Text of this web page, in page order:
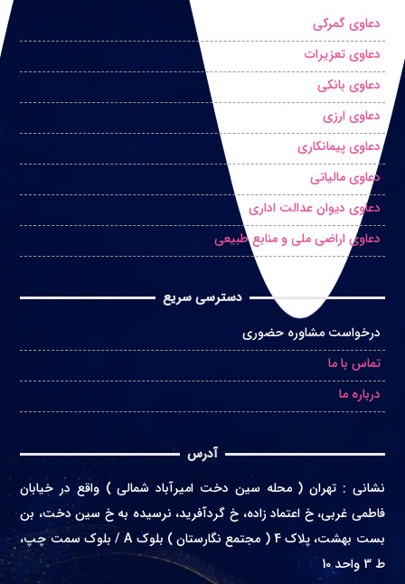
دعاوی گمرکی
دعاوی تعزیرات
دعاوی بانکی
دعاوی ارزی
دعاوی پیمانکاری
دعاوی مالیاتی
دعاوی دیوان عدالت اداری
دعاوی اراضی ملی و منابع طبیعی
دسترسی سریع
درخواست مشاوره حضوری
تماس با ما
درباره ما
آدرس
نشانی : تهران ( محله سین دخت امیرآباد شمالی ) واقع در خیابان
فاطمی غربی، خ اعتماد زاده، خ گردآفرید، نرسیده به خ سین دخت، بن
بست بهشت، پلاک 4 ( مجتمع نگارستان ) بلوک A / بلوک سمت چپ،
ط 3 واحد 10